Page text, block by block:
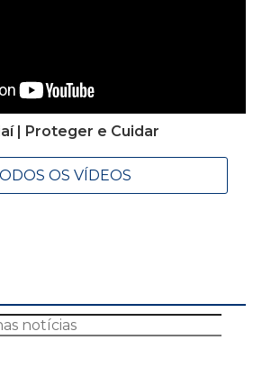
| Proteger e Cuidar
OS VÍDEOS